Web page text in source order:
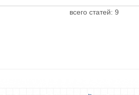
всего статей: 9